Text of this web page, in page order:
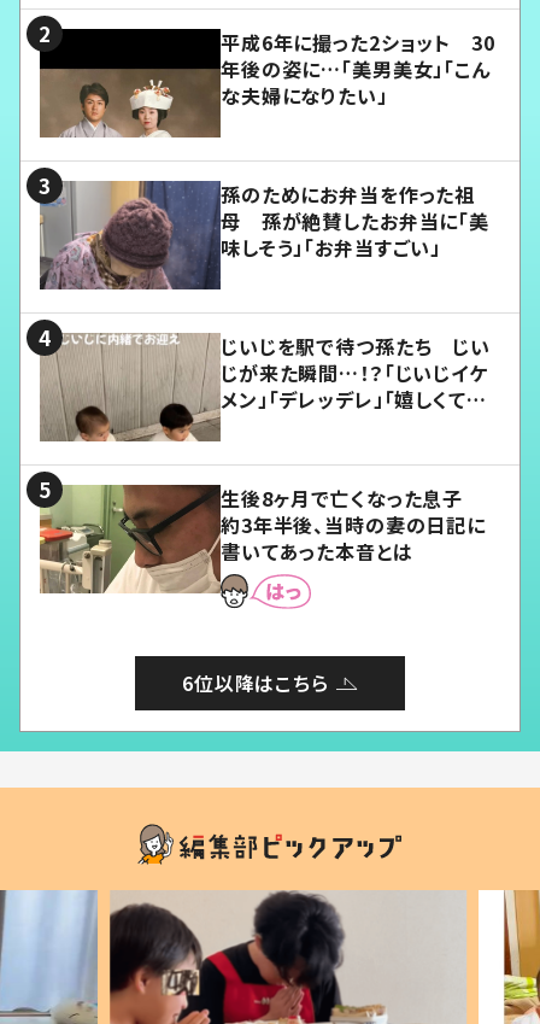
平成6年に撮った2ショット 30
年後の姿に…「美男美女」「こん
な夫婦になりたい」
孫のためにお弁当を作った祖
母 孫が絶賛したお弁当に「美
味しそう」「お弁当すごい」
じいじを駅で待つ孫たち じい
じが来た瞬間…！？「じいじイケ
メン」「デレッデレ」「嬉しくて可
生後8ヶ月で亡くなった息子
約3年半後、当時の妻の日記に
書いてあった本音とは
6位以降はこちら